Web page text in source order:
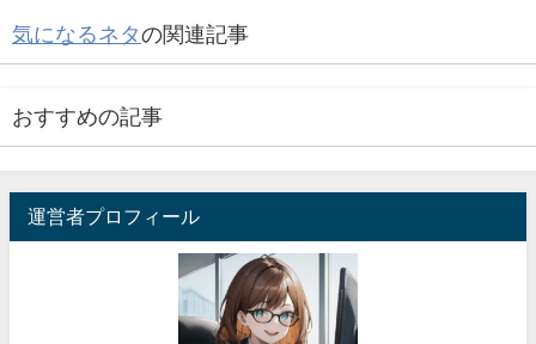
気になるネタの関連記事
おすすめの記事
運営者プロフィール